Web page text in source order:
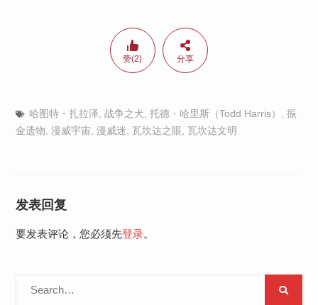
赞(2) 分享
哈图特・扎拉泽 战争之犬 托德・哈里斯（Todd Harris）
振
金遗物 漫威宇宙 漫威迷 瓦坎达之眼 瓦坎达文明
发表回复
要发表评论，您必须先登录。